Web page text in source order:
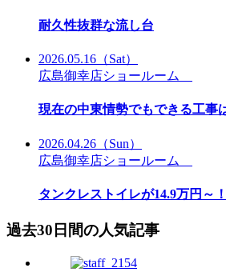
耐久性抜群な流し台
2026.05.16 （Sat）
広島御幸店ショールーム
現在の中東情勢でもできる工事
2026.04.26 （Sun）
広島御幸店ショールーム
タンクレストイレが14.9万円～
過去30日間の人気記事